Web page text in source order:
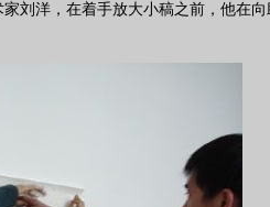
刘洋，在着手放大小稿之前，他在